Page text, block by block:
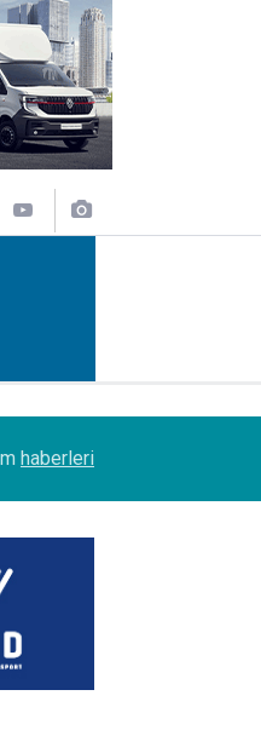
3 Boeing 777, kamyonlarla
haberleri